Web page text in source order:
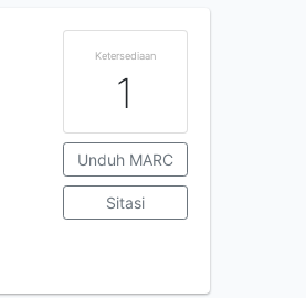
Ketersediaan
1
Unduh MARC
Sitasi